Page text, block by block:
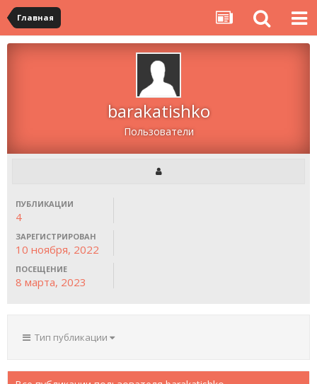
Главная
barakatishko
Пользователи
ПУБЛИКАЦИИ
4
ЗАРЕГИСТРИРОВАН
10 ноября, 2022
ПОСЕЩЕНИЕ
8 марта, 2023
Тип публикации